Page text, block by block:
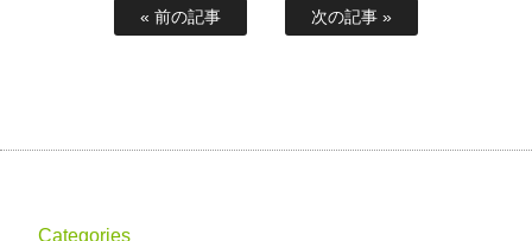
« 前の記事 次の記事 »
Categories